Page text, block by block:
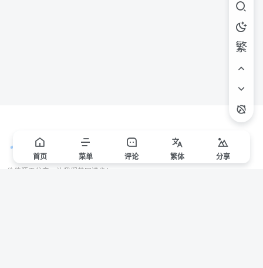
繁
首页 菜单 评论 繁体 分享
价值源于分享，让我们共同进步！